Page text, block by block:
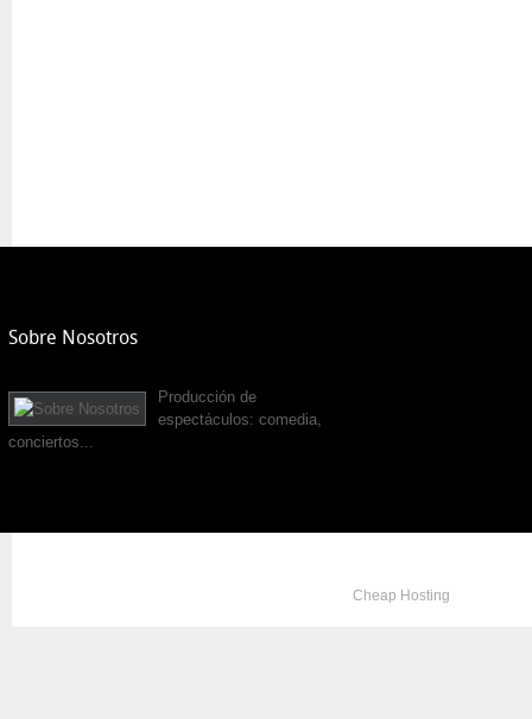
Sobre Nosotros
Producción de
espectáculos: comedia,
conciertos...
Cheap Hosting